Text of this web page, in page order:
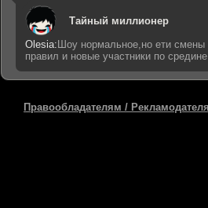
Тайный миллионер
Olesia: Шоу нормальное,но ети смены
правил и новые участники по
Правообладателям /